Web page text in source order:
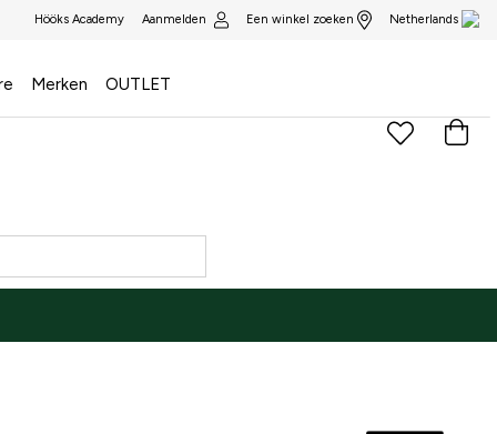
Hööks Academy Aanmelden Een winkel zoeken Netherlands
Merken OUTLET